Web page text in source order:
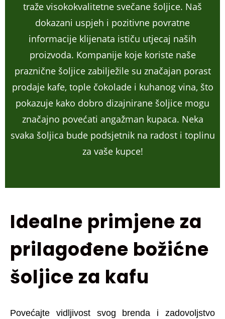
traže visokokvalitetne svečane šoljice. Naš
dokazani uspjeh i pozitivne povratne
informacije klijenata ističu utjecaj naših
proizvoda. Kompanije koje koriste naše
praznične šoljice zabilježile su značajan porast
prodaje kafe, tople čokolade i kuhanog vina, što
pokazuje kako dobro dizajnirane šoljice mogu
značajno povećati angažman kupaca. Neka
svaka šoljica bude podsjetnik na radost i toplinu
za vaše kupce!
Idealne primjene za
prilagođene božićne
šoljice za kafu
Povećajte vidljivost svog brenda i zadovoljstvo